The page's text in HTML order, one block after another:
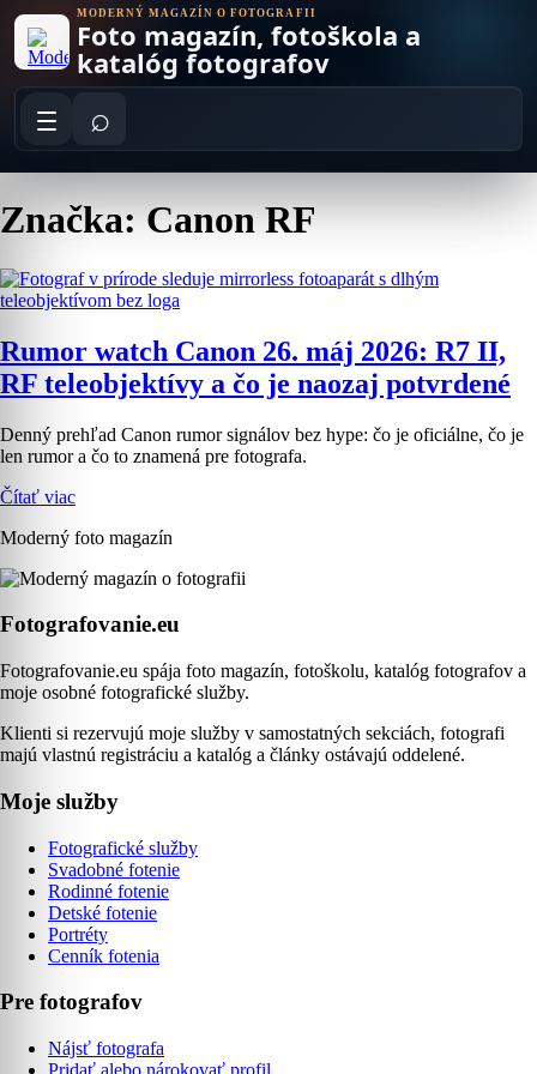
content
MODERNÝ MAGAZÍN O FOTOGRAFII
Foto magazín, fotoškola a
katalóg fotografov
⌕
Značka: Canon RF
Rumor watch Canon 26. máj 2026: R7 II,
RF teleobjektívy a čo je naozaj potvrdené
Denný prehľad Canon rumor signálov bez hype: čo je oficiálne, čo je
len rumor a čo to znamená pre fotografa.
Čítať viac
Moderný foto magazín
Fotografovanie.eu
Fotografovanie.eu spája foto magazín, fotoškolu, katalóg fotografov a
moje osobné fotografické služby.
Klienti si rezervujú moje služby v samostatných sekciách, fotografi
majú vlastnú registráciu a katalóg a články ostávajú oddelené.
Moje služby
Fotografické služby
Svadobné fotenie
Rodinné fotenie
Detské fotenie
Portréty
Cenník fotenia
Pre fotografov
Nájsť fotografa
Pridať alebo nárokovať profil